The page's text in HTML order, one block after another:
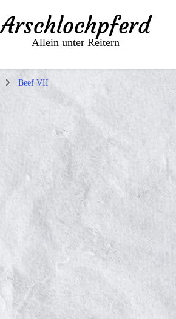
Arschlochpferd
Allein unter Reitern
Beef VII